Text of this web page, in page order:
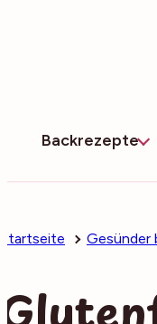
Backrezepte
Startseite Gesünder